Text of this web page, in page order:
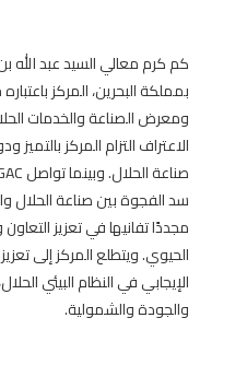
كم كرم معالي السيد عبد الله
بمملكة البحرين، المركز
ومعرض الصناعة والخدمات
الاعتراف التزام المركز
صناعة الحلال.
سد الفجوة بين صناعة الحلال
مجددًا تفانيها في تعزيز
الحيوي.ويتطلع المركز إلى
الإيجابي في النظام البيئي
والجودة والشمولية.